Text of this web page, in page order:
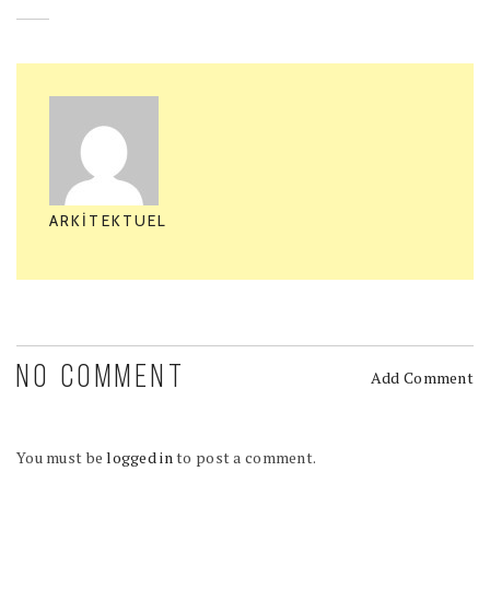
ARKITEKTUEL
NO COMMENT Add Comment
You must belogged into post a comment.